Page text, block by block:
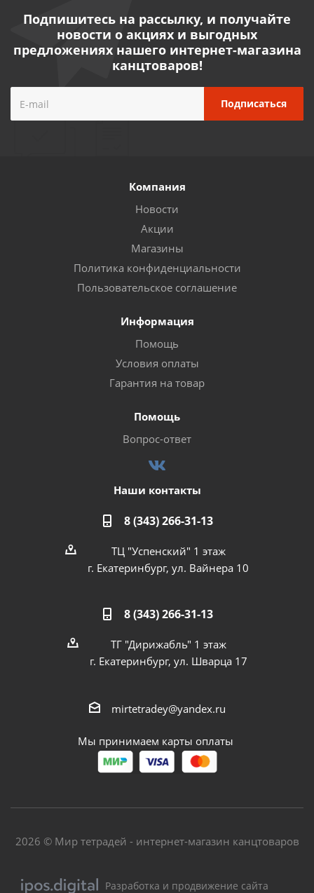
Подпишитесь на рассылку, и получайте
новости о акциях и выгодных
предложениях нашего интернет-магазина
канцтоваров!
Компания
Новости
Акции
Магазины
Политика конфиденциальности
Пользовательское соглашение
Информация
Помощь
Условия оплаты
Гарантия на товар
Помощь
Вопрос-ответ
Наши контакты
8 (343) 266-31-13
ТЦ "Успенский" 1 этаж
г. Екатеринбург, ул. Вайнера 10
8 (343) 266-31-13
ТГ "Дирижабль" 1 этаж
г. Екатеринбург, ул. Шварца 17
mirtetradey@yandex.ru
Мы принимаем карты оплаты
2026 © Мир тетрадей - интернет-магазин канцтоваров
Разработка и продвижение сайта